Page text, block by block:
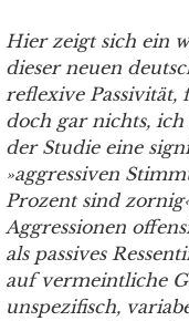
Hier zeigt sich ein
dieser neuen
reflexive
doch gar nichts, ich
der Studie eine
»aggressiven
Prozent sind
Aggressionen
als passives
auf vermeintliche
unspezifisch,